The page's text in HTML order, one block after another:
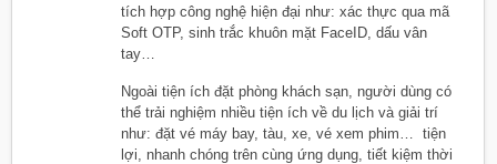
tích hợp công nghệ hiện đại như: xác thực qua mã
Soft OTP, sinh trắc khuôn mặt FaceID, dấu vân
tay…
Ngoài tiện ích đặt phòng khách sạn, người dùng có
thể trải nghiệm nhiều tiện ích về du lịch và giải trí
như: đặt vé máy bay, tàu, xe, vé xem phim… tiện
lợi, nhanh chóng trên cùng ứng dụng, tiết kiệm thời